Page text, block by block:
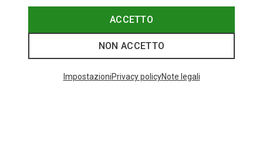
Categories speciali
ACCETTO
NON ACCETTO
ImpostazioniPrivacy policyNote legali